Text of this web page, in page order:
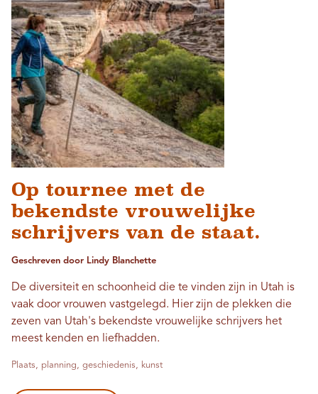
Op tournee met de
bekendste vrouwelijke
schrijvers van de staat.
Geschreven door Lindy Blanchette
De diversiteit en schoonheid die te vinden zijn in Utah is
vaak door vrouwen vastgelegd. Hier zijn de plekken die
zeven van Utah's bekendste vrouwelijke schrijvers het
meest kenden en liefhadden.
Plaats, planning, geschiedenis, kunst